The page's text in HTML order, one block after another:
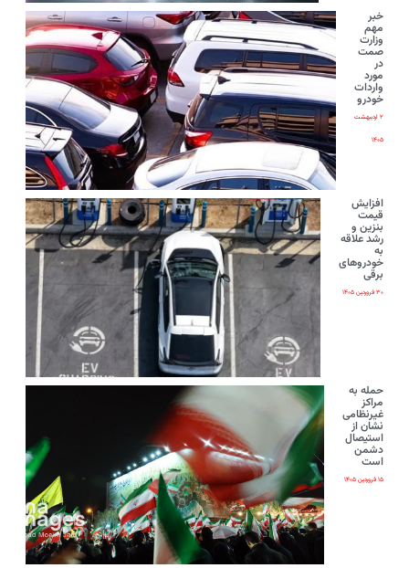
خبر
مهم
وزارت
صمت
در
مورد
واردات
خودرو
۲ اردیبهشت
۱۴۰۵
افزایش
قیمت
بنزین و
رشد علاقه
به
خودروهای
برقی
۳۰ فروردین ۱۴۰۵
حمله به
مراکز
غیرنظامی
نشان از
استیصال
دشمن
است
۱۵ فروردین ۱۴۰۵